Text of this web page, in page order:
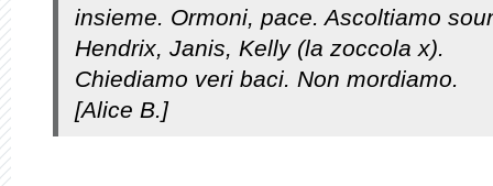
insieme. Ormoni, pace. Ascoltiamo
Hendrix, Janis, Kelly (la zoccola x).
Chiediamo veri baci. Non mordiamo.
[Alice B.]